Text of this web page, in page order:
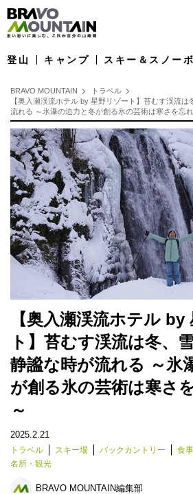
登山 キャンプ スキー＆スノー
BRAVO MOUNTAIN
トラベル
【奥入瀬渓流ホテル by 星野リゾート】苔むす渓流
流れる ～氷瀑の迫力と冬が創る氷の芸術は寒さを忘
【奥入瀬渓流ホテル by
ト】苔むす渓流は冬、
静謐な時が流れる ～氷
が創る氷の芸術は寒さ
～
2025.2.21
トラベル スキー場 バックカントリー 食
名所・観光
BRAVO MOUNTAIN編集部